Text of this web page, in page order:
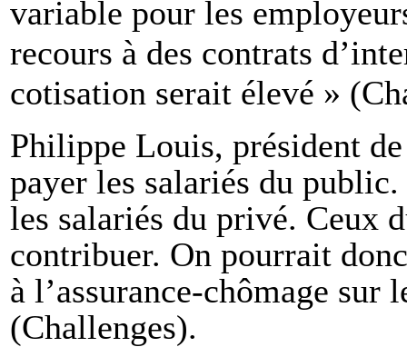
variable pour les
recours à des contrats
cotisation serait élevé »
Philippe Louis, président
payer les salariés du
les salariés du privé. Ceux
contribuer. On pourrait
à l’assurance-chômage sur
(Challenges).